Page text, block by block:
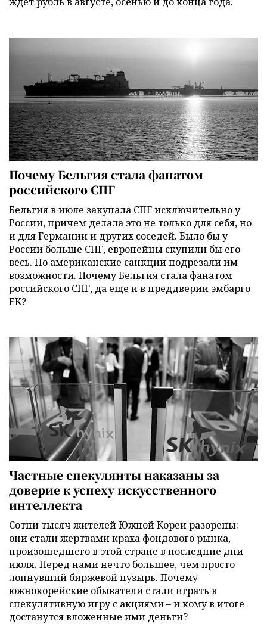
Почему Бельгия стала фанатом
российского СПГ
Бельгия в июле закупала СПГ исключительно у
России, причем делала это не только для себя, но
и для Германии и других соседей. Было бы у
России больше СПГ, европейцы скупили бы его
весь. Но американские санкции подрезали им
возможности. Почему Бельгия стала фанатом
российского СПГ, да еще и в преддверии эмбарго
ЕК?
Частные спекулянты наказаны за
доверие к успеху искусственного
интеллекта
Сотни тысяч жителей Южной Кореи разорены:
они стали жертвами краха фондового рынка,
произошедшего в этой стране в последние дни
июля. Перед нами нечто большее, чем просто
лопнувший биржевой пузырь. Почему
южнокорейские обыватели стали играть в
спекулятивную игру с акциями – и кому в итоге
достанутся вложенные ими деньги?